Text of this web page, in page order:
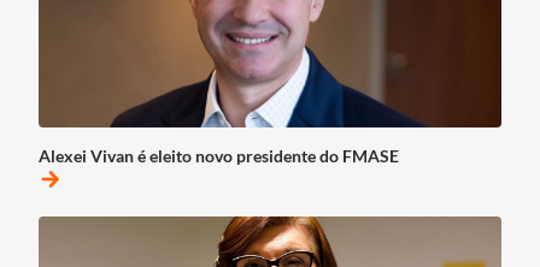
Alexei Vivan é eleito novo presidente do FMASE
arrow_forward